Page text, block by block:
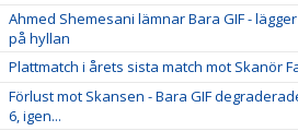
Ahmed Shemesani lämnar Bara GIF -
på hyllan
Plattmatch i årets sista match mot Skanör
Förlust mot Skansen - Bara GIF
6, igen...